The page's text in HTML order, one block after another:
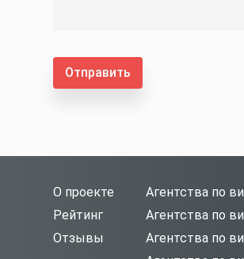
Отправить
О проекте
Рейтинг
Отзывы
Агентства по
Агентства по
Агентства по